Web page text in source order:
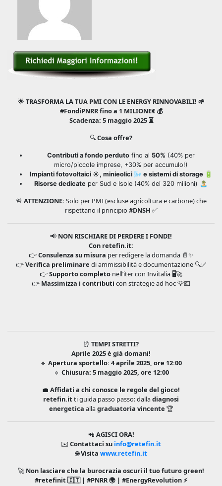
🌟 TRASFORMA LA TUA PMI CON LE ENERGY RINNOVABILI! 🌱
#FondiPNRR fino a 1 MILIONE€ 💰
Scadenza: 5 maggio 2025 ⏳
🔍Cosa offre?
Contributi a fondo perduto fino al 50% (40% per
micro/piccole imprese, +30% per accumulo!)
Impianti fotovoltaici ☀️, minieolici 🌬️ e sistemi di storage 🔋
Risorse dedicate per Sud e Isole (40% dei 320 milioni) 🏝️
🚨 ATTENZIONE: Solo per PMI (escluse agricoltura e carbone) che
rispettano il principio #DNSH ✅
📢 NON RISCHIARE DI PERDERE I FONDI!
Con retefin.it:
👉Consulenza su misura per redigere la domanda 📄✨
👉Verifica preliminare di ammissibilità e documentazione 🔍✅
👉Supporto completo nell’iter con Invitalia 🖥️🚀
👉 Massimizza i contributi con strategie ad hoc 💡💶
⏰ TEMPI STRETTI?
Aprile 2025 è già domani!
🔹 Apertura sportello: 4 aprile 2025, ore 12:00
🔹 Chiusura: 5 maggio 2025, ore 12:00
💼 Affidati a chi conosce le regole del gioco!
retefin.it ti guida passo passo: dalladiagnosi
energetica allagraduatoria vincente 🏆
📲 AGISCI ORA!
✉️ Contattaci su info@retefin.it
🌐Visita www.retefin.it
🚀 Non lasciare che la burocrazia oscuri il tuo futuro green!
#retefinit 🇮🇹 | #PNRR 🌍 | #EnergyRevolution ⚡